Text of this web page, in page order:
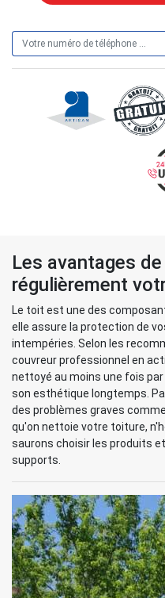
Les avantages
régulièrement
Le toit est une des
elle assure la protection de
intempéries. Selon les
couvreur professionnel en
nettoyé au moins une fois
son esthétique longtemps.
des problèmes graves
qu'on nettoie votre toiture,
saurons choisir les produits
supports.